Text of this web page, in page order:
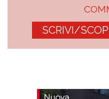
SCRIVI/